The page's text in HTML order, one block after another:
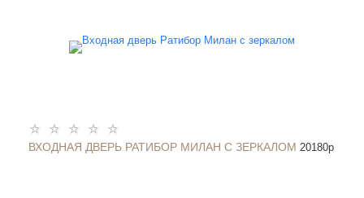
ВХОДНАЯ ДВЕРЬ РАТИБОР МИЛАН С ЗЕРКАЛОМ 20180p